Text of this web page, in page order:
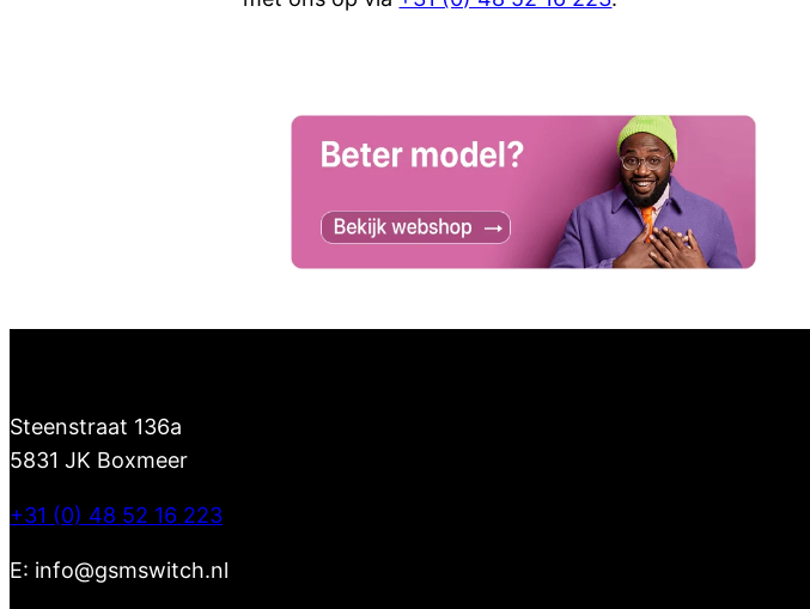
Steenstraat 136a
5831 JK Boxmeer
+31 (0) 48 52 16 223
E: info@gsmswitch.nl